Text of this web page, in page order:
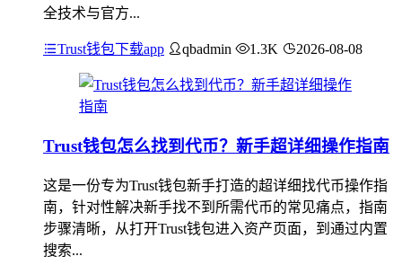
全技术与官方...
Trust钱包下载app qbadmin 1.3K 2026-08-08
Trust钱包怎么找到代币？新手超详细操作指南
这是一份专为Trust钱包新手打造的超详细找代币操作指
南，针对性解决新手找不到所需代币的常见痛点，指南
步骤清晰，从打开Trust钱包进入资产页面，到通过内置
搜索...